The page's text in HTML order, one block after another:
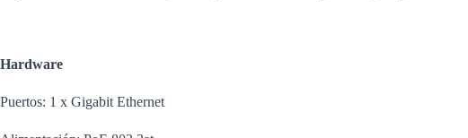
Hardware
Puertos: 1 x Gigabit Ethernet